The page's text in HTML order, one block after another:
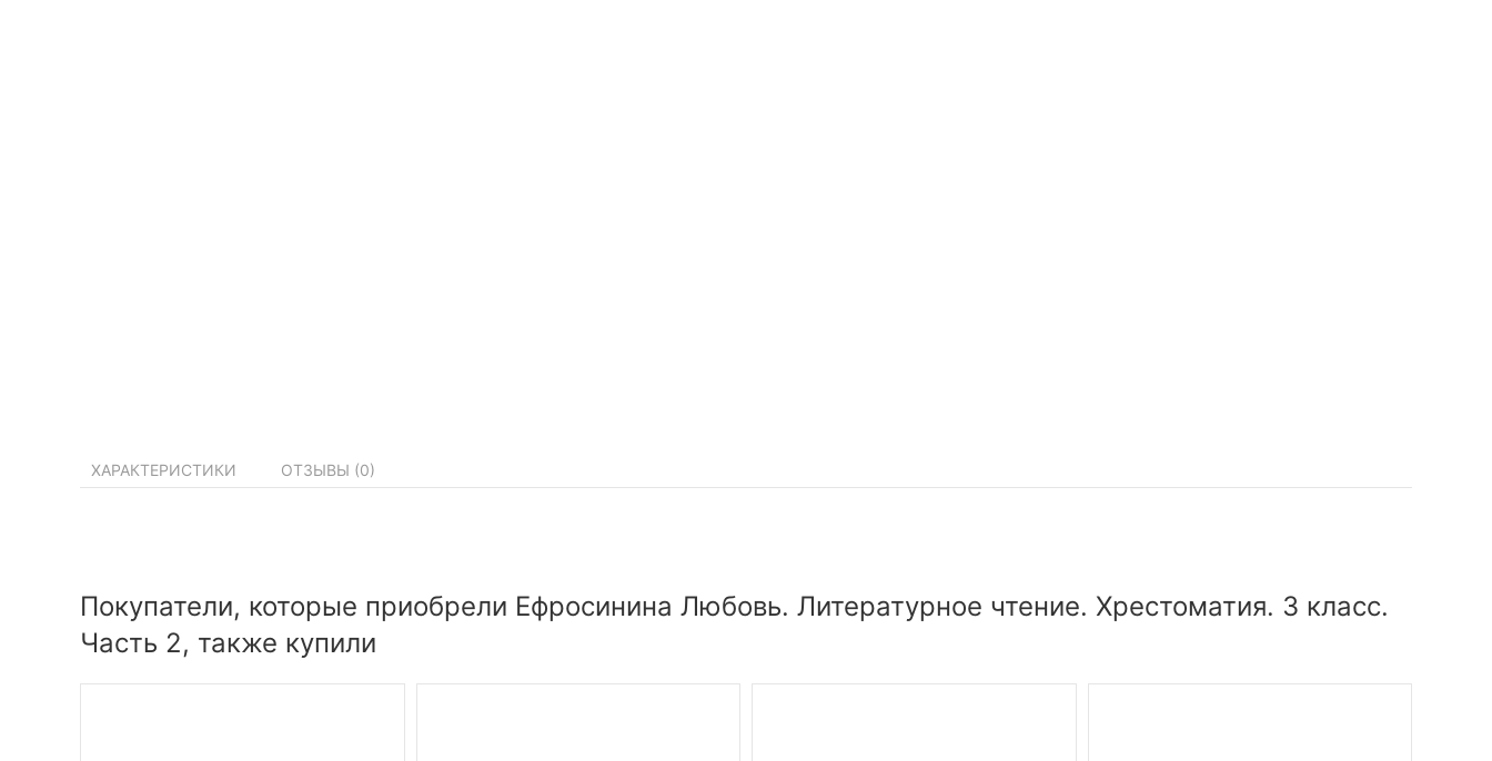
ХАРАКТЕРИСТИКИ ОТЗЫВЫ (0)
Покупатели, которые приобрели Ефросинина Любовь. Литературное чтение. Хрестоматия. 3 класс.
Часть 2, также купили